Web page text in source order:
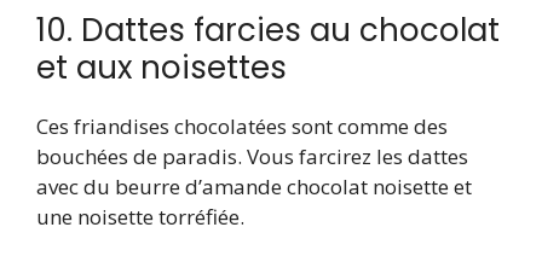
10. Dattes farcies au chocolat
et aux noisettes
Ces friandises chocolatées sont comme des
bouchées de paradis. Vous farcirez les dattes
avec du beurre d’amande chocolat noisette et
une noisette torréfiée.